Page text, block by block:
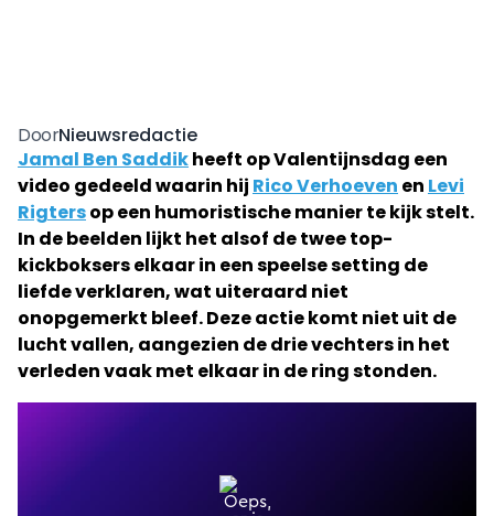
DoorNieuwsredactie
Jamal Ben Saddikheeft op Valentijnsdag een
video gedeeld waarin hij Rico Verhoeven en Levi
Rigtersop een humoristische manier te kijk stelt.
In de beelden lijkt het alsof de twee top-
kickboksers elkaar in een speelse setting de
liefde verklaren, wat uiteraard niet
onopgemerkt bleef. Deze actie komt niet uit de
lucht vallen, aangezien de drie vechters in het
verleden vaak met elkaar in de ring stonden.